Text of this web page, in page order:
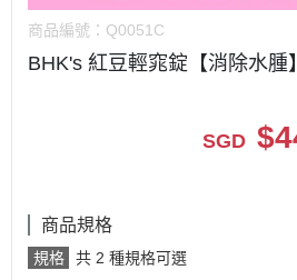
商品編號： Q0051C
BHK's 紅豆輕窕錠【消除水腫】
SGD $
商品規格
規格 共 2 種規格可選